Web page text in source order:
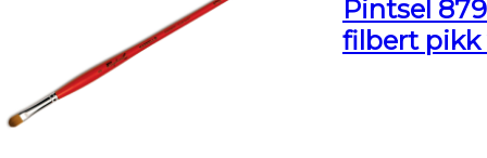
Pintsel
filbert pikk